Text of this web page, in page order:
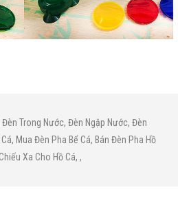
Đèn Trong Nước, Đèn Ngập Nước, Đèn
, Mua Đèn Pha Bể Cá, Bán Đèn Pha Hồ
Xa Cho Hồ Cá, ,